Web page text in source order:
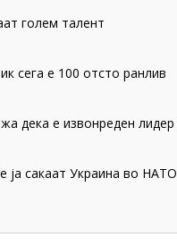
голем талент
сега е 100 отсто ранлив
дека е извонреден лидер
ја сакаат Украина во НАТО